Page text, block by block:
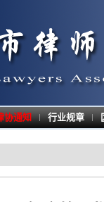
协通知 | 行业规章 |